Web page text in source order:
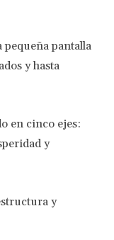
pequeña pantalla
y hasta
en cinco ejes:
y
y